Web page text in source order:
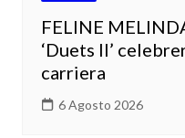
FELINE
‘Duets II’
carriera
6 Agosto 2026